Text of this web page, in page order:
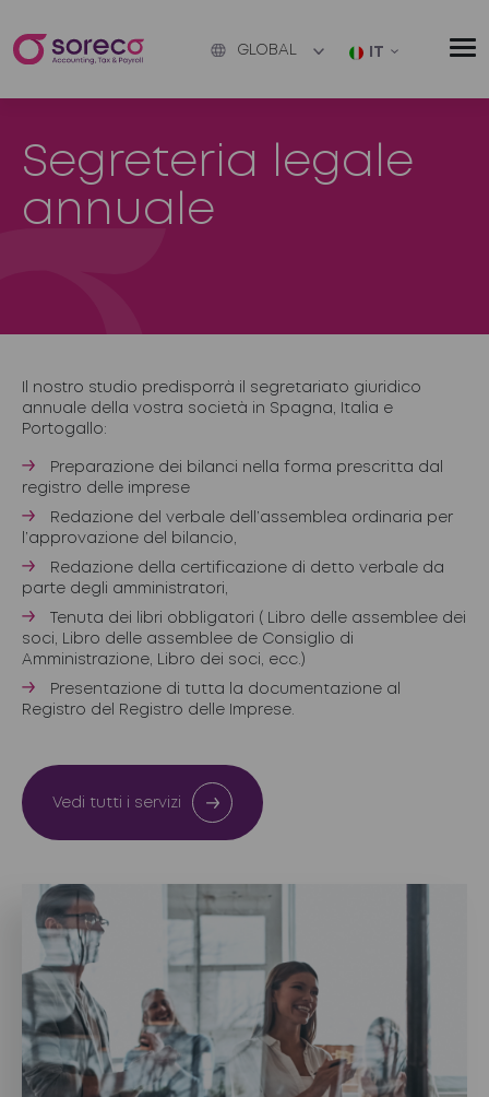
GLOBAL IT
Segreteria legale
annuale
Il nostro studio predisporrà il segretariato giuridico
annuale della vostra società in Spagna, Italia e
Portogallo:
Preparazione dei bilanci nella forma prescritta dal
registro delle imprese
Redazione del verbale dell’assemblea ordinaria per
l’approvazione del bilancio,
Redazione della certificazione di detto verbale da
parte degli amministratori,
Tenuta dei libri obbligatori ( Libro delle assemblee dei
soci, Libro delle assemblee de Consiglio di
Amministrazione, Libro dei soci, ecc.)
Presentazione di tutta la documentazione al
Registro del Registro delle Imprese.
Vedi tutti i servizi